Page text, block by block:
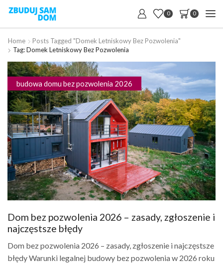
0 0
Home
Posts Tagged "Domek Letniskowy Bez Pozwolenia"
Tag: Domek Letniskowy Bez Pozwolenia
budowa domu bez pozwolenia 2026
Dom bez pozwolenia 2026 – zasady, zgłoszenie i
najczęstsze błędy
Dom bez pozwolenia 2026 – zasady, zgłoszenie i najczęstsze
błędy Warunki legalnej budowy bez pozwolenia w 2026 roku